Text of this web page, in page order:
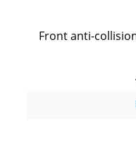
Front anti-